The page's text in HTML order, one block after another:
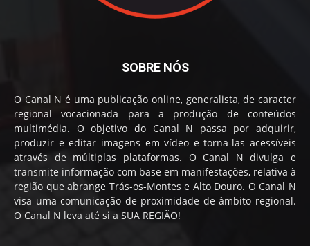
SOBRE NÓS
O Canal N é uma publicação online, generalista, de caracter
regional vocacionada para a produção de conteúdos
multimédia. O objetivo do Canal N passa por adquirir,
produzir e editar imagens em vídeo e torna-las acessíveis
através de múltiplas plataformas. O Canal N divulga e
transmite informação com base em manifestações, relativa à
região que abrange Trás-os-Montes e Alto Douro. O Canal N
visa uma comunicação de proximidade de âmbito regional.
O Canal N leva até si a SUA REGIÃO!